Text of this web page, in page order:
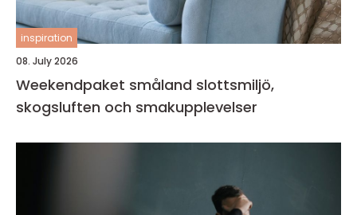
inspiration
08. July 2026
Weekendpaket småland slottsmiljö,
skogsluften och smakupplevelser